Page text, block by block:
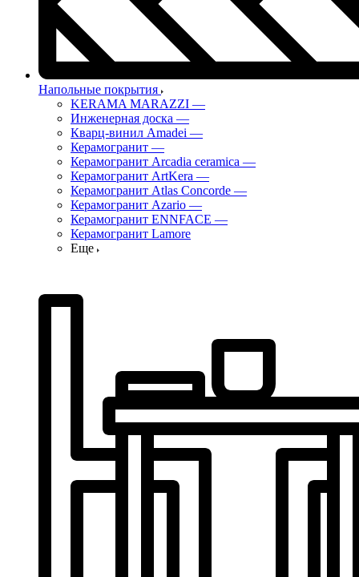
Напольные покрытия
KERAMA MARAZZI —
Инженерная доска —
Кварц-винил Amadei —
Керамогранит —
Керамогранит Arcadia ceramica —
Керамогранит ArtKera —
Керамогранит Atlas Concorde —
Керамогранит Azario —
Керамогранит ENNFACE —
Керамогранит Lamore
Еще